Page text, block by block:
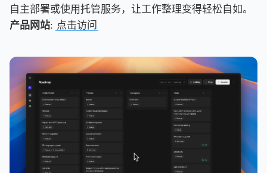
自主部署或使用托管服务，让工作整理变得轻松自如。
产品网站: 点击访问